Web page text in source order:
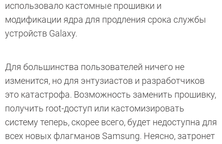
использовало кастомные прошивки и
модификации ядра для продления срока службы
устройств Galaxy.
Для большинства пользователей ничего не
изменится, но для энтузиастов и разработчиков
это катастрофа. Возможность заменить прошивку,
получить root-доступ или кастомизировать
систему теперь, скорее всего, будет недоступна для
всех новых флагманов Samsung. Неясно, затронет